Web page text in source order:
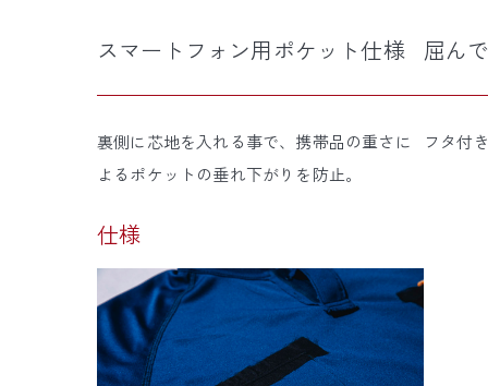
スマートフォン用ポケット仕様
裏側に芯地を入れる事で、携帯品の重さに
よるポケットの垂れ下がりを防止。
屈ん
フタ付
仕様